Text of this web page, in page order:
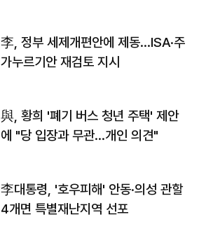
李, 정부 세제개편안에 제동…ISA·주
가누르기안 재검토 지시
與, 황희 '폐기 버스 청년 주택' 제안
에 "당 입장과 무관…개인 의견"
李대통령, '호우피해' 안동·의성 관할
4개면 특별재난지역 선포